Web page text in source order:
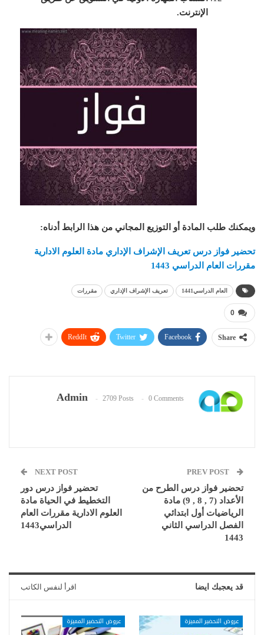
الإنترنت.
ويمكنك طلب المادة أو التوزيع المجاني من هذا الرابط أدناه:
تحضير فواز درس تعريف الإشراف الإداري مادة العلوم الادارية
مقررات العام الدراسي 1443
العام الدراسي1441 تعريف الإشراف الإداري مقررات
0
Share
Facebook
Twitter
ReddIt
Admin 2709 Posts 0 Comments
تحضير فواز درس الطرح من
الأعداد (7 , 8 , 9) مادة
الرياضيات أول ابتدائي
الفصل الدراسي الثاني
1443
NEXT POST
تحضير فواز درس دور
التخطيط في الحياة مادة
العلوم الادارية مقررات العام
الدراسي1443
قد يعجبك ايضا اقرأ لنفس الكاتب
عروض التحضير المميزة عروض التحضير المميزة